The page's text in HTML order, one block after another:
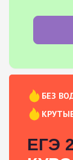
БЕЗ
ЕГЭ